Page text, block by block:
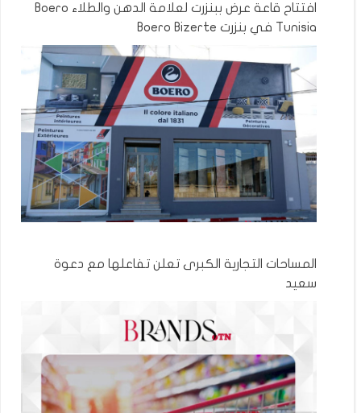
افتتاح قاعة عرض ببنزرت لعلامة الدهن والطلاء Boero
Tunisia في بنزرت Boero Bizerte
المساحات التجارية الكبرى تعلن تفاعلها مع دعوة
سعيد